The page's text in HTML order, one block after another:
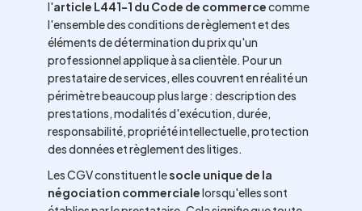
l'article L441-1 du Code de commercecomme
l'ensemble des conditions de règlement et des
éléments de détermination du prix qu'un
professionnel applique à sa clientèle. Pour un
prestataire de services, elles couvrent en réalité un
périmètre beaucoup plus large : description des
prestations, modalités d'exécution, durée,
responsabilité, propriété intellectuelle, protection
des données et règlement des litiges.
Les CGV constituent lesocle unique de la
négociation commercialelorsqu'elles sont